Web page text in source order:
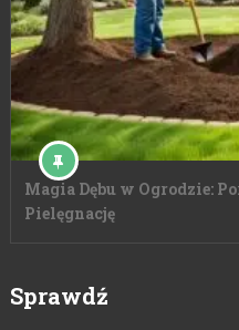
Magia Dębu w Ogrodzie:
Pielęgnację
Sprawdź